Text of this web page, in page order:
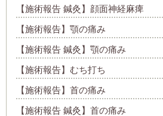
【施術報告 鍼灸】顔面神経麻痺
【施術報告】顎の痛み
【施術報告 鍼灸】顎の痛み
【施術報告】むち打ち
【施術報告】首の痛み
【施術報告 鍼灸】首の痛み